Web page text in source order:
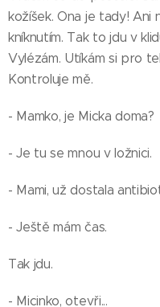
kožíšek. Ona je tady! Ani
kníknutím. Tak to jdu v
Vylézám. Utíkám si pro
Kontroluje mě.
- Mamko, je Micka doma?
- Je tu se mnou v ložnici.
- Mami, už dostala
- Ještě mám čas.
Tak jdu.
- Micinko, otevři...